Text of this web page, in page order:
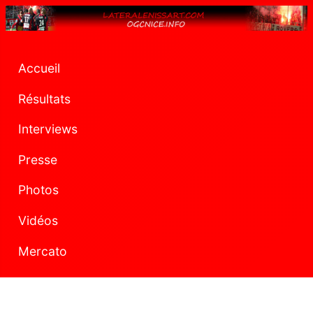
Accueil
Résultats
Interviews
Presse
Photos
Vidéos
Mercato